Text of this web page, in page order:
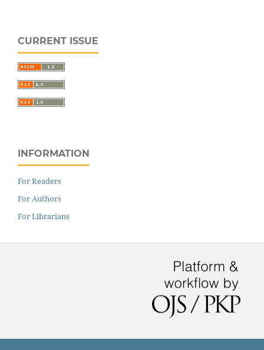
CURRENT ISSUE
INFORMATION
For Readers
For Authors
For Librarians